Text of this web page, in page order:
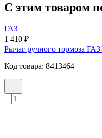
С этим товаром
ГАЗ
1 410 ₽
Рычаг ручного тормоза
Код товара: 8413464